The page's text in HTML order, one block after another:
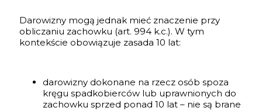
Darowizny mogą jednak mieć znaczenie przy
obliczaniu zachowku (art. 994 k.c.). W tym
kontekście obowiązuje zasada 10 lat:
darowizny dokonane na rzecz osób spoza
kręgu spadkobierców lub uprawnionych do
zachowku sprzed ponad 10 lat – nie są brane